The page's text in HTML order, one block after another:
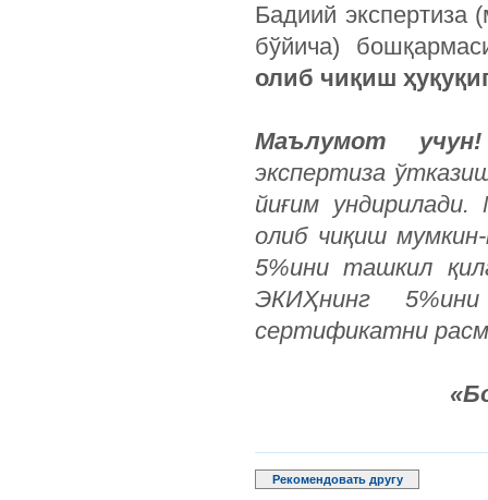
Бадиий
бўйича)
олиб чиқиш
Маълумот
экспертиза
йиғим
олиб чиқиш
5%ини ташкил
ЭКИҲнинг
сертификатни
Рекомендовать другу